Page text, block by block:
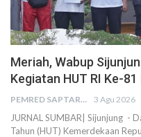
Meriah, Wabup
Kegiatan HUT RI Ke-
PEMRED SAPTARIUS 3 Agu 2026
JURNAL SUMBAR| Sijunjung -
Tahun (HUT) Kemerdekaan